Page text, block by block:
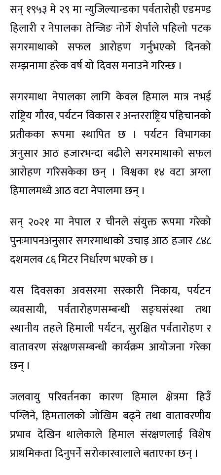
सन् १९५३ मे २९ मा न्युजिल्यान्डका पर्वतारोही एडमण्ड
हिलारी र नेपालका तेन्जिङ नोर्गे शेर्पाले पहिलो पटक
सगरमाथाको सफल आरोहण गर्नुभएको दिनको
सम्झनामा हरेक वर्ष यो दिवस मनाउने गरिन्छ ।
सगरमाथा नेपालका लागि केवल हिमाल मात्र नभई
राष्ट्रिय गौरव, पर्यटन विकास र अन्तरराष्ट्रिय पहिचानको
प्रतीकका रूपमा स्थापित छ । पर्यटन विभागका
अनुसार आठ हजारभन्दा बढीले सगरमाथाको सफल
आरोहण गरिसकेका छन् । विश्वका १४ वटा अग्ला
हिमालमध्ये आठ वटा नेपालमा छन् ।
सन् २०२१ मा नेपाल र चीनले संयुक्त रूपमा गरेको
पुनःमापनअनुसार सगरमाथाको उचाइ आठ हजार ८४८
दशमलव ८६ मिटर निर्धारण भएको छ ।
यस दिवसका अवसरमा सरकारी निकाय, पर्यटन
व्यवसायी, पर्वतारोहणसम्बन्धी सङ्घसंस्था तथा
स्थानीय तहले हिमाली पर्यटन, सुरक्षित पर्वतारोहण र
वातावरण संरक्षणसम्बन्धी कार्यक्रम आयोजना गरेका
छन् ।
जलवायु परिवर्तनका कारण हिमाल क्षेत्रमा हिउँ
पग्लिने, हिमतालको जोखिम बढ्ने तथा वातावरणीय
प्रभाव देखिन थालेकाले हिमाल संरक्षणलाई विशेष
प्राथमिकता दिनुपर्ने सरोकारवालाले बताएका छन् ।